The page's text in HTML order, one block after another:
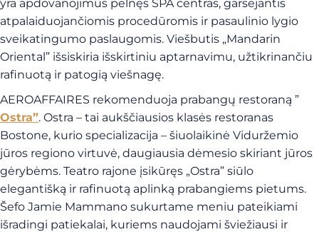
yra apdovanojimus pelnęs SPA centras, garsėjantis
atpalaiduojančiomis procedūromis ir pasaulinio lygio
sveikatingumo paslaugomis. Viešbutis „Mandarin
Oriental” išsiskiria išskirtiniu aptarnavimu, užtikrinančiu
rafinuotą ir patogią viešnagę.
AEROAFFAIRES rekomenduoja prabangų restoraną ”
Ostra”. Ostra – tai aukščiausios klasės restoranas
Bostone, kurio specializacija – šiuolaikinė Viduržemio
jūros regiono virtuvė, daugiausia dėmesio skiriant jūros
gėrybėms. Teatro rajone įsikūręs „Ostra” siūlo
elegantišką ir rafinuotą aplinką prabangiems pietums.
Šefo Jamie Mammano sukurtame meniu pateikiami
išradingi patiekalai, kuriems naudojami šviežiausi ir